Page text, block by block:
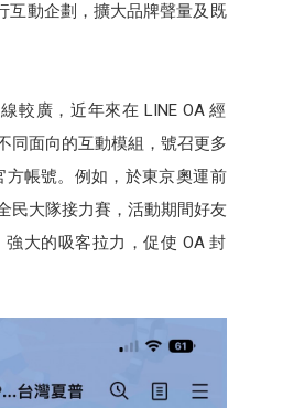
互動企劃，擴大品牌聲量及既
較廣，近年來在 LINE OA 經
同面向的互動模組，號召更多
方帳號。例如，於東京奧運前
民大隊接力賽，活動期間好友
大的吸客拉力，促使 OA 封